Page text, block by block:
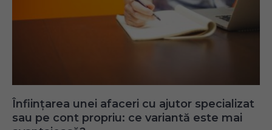
Înființarea unei afaceri cu ajutor specializat
sau pe cont propriu: ce variantă este mai